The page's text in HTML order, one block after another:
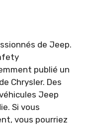
de Jeep.
publié un
Chrysler. Des
Jeep
Si vous
vous pourriez